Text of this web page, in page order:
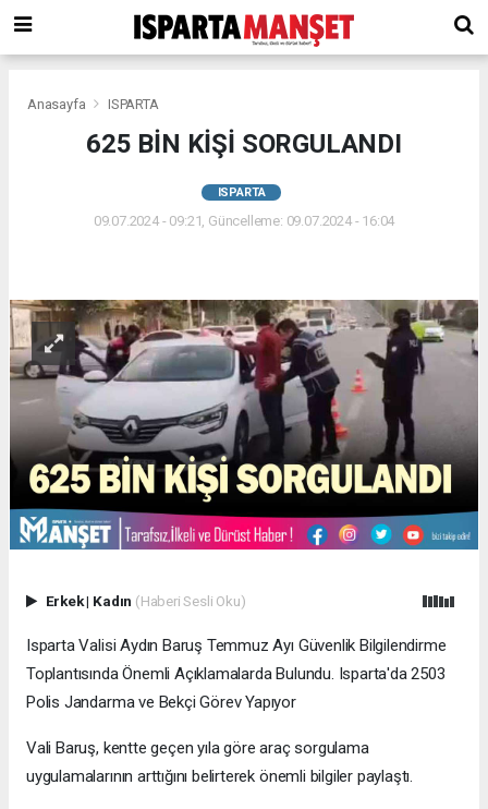
Anasayfa ISPARTA
625 BİN KİŞİ SORGULANDI
ISPARTA
09.07.2024 - 09:21, Güncelleme: 09.07.2024 - 16:04
Erkek| Kadın (Haberi Sesli Oku)
Isparta Valisi Aydın Baruş Temmuz Ayı Güvenlik Bilgilendirme
Toplantısında Önemli Açıklamalarda Bulundu. Isparta'da 2503
Polis Jandarma ve Bekçi Görev Yapıyor
Vali Baruş, kentte geçen yıla göre araç sorgulama
uygulamalarının arttığını belirterek önemli bilgiler paylaştı.